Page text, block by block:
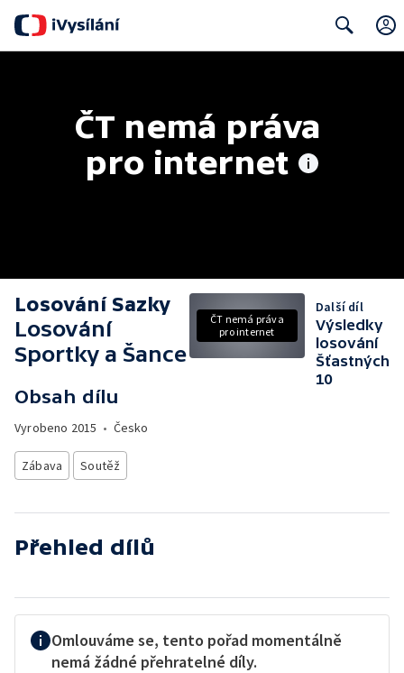
ČT nemá práva
pro internet
Losování Sazky
Losování
Sportky a Šance
Obsah dílu
Vyrobeno 2015 • Česko
Zábava Soutěž
ČT nemá práva
pro internet
Další díl
Výsledky
losování
Šťastných
10
Přehled dílů
Omlouváme se, tento pořad momentálně
nemá žádné přehratelné díly.